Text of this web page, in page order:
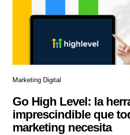
Marketing Digital
Go High Level: la
imprescindible que
marketing necesita